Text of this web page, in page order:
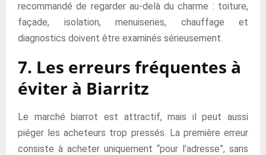
recommandé de regarder au-delà du charme : toiture,
façade, isolation, menuiseries, chauffage et
diagnostics doivent être examinés sérieusement.
7. Les erreurs fréquentes à
éviter à Biarritz
Le marché biarrot est attractif, mais il peut aussi
piéger les acheteurs trop pressés. La première erreur
consiste à acheter uniquement “pour l’adresse”, sans